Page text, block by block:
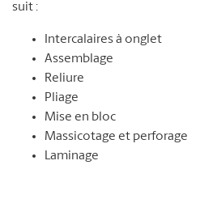
suit :
Intercalaires à onglet
Assemblage
Reliure
Pliage
Mise en bloc
Massicotage et perforage
Laminage